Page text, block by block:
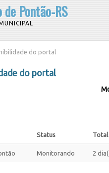
Pontão-RS
do portal
do portal
Status Total
Monitorando 2